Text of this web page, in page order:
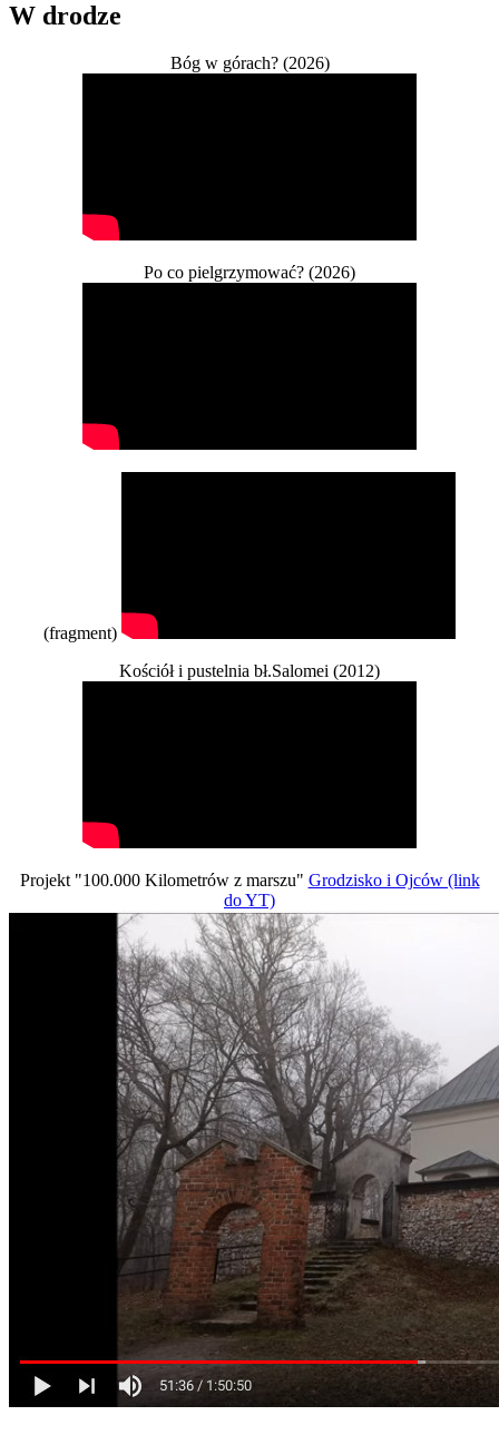
W drodze
Bóg w górach? (2026)
Po co pielgrzymować? (2026)
(fragment)
Kościół i pustelnia bł.Salomei (2012)
Projekt "100.000 Kilometrów z marszu" Grodzisko i Ojców (link
do YT)